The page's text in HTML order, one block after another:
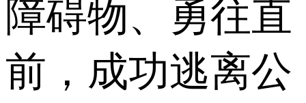
障碍物、勇往直
前，成功逃离公